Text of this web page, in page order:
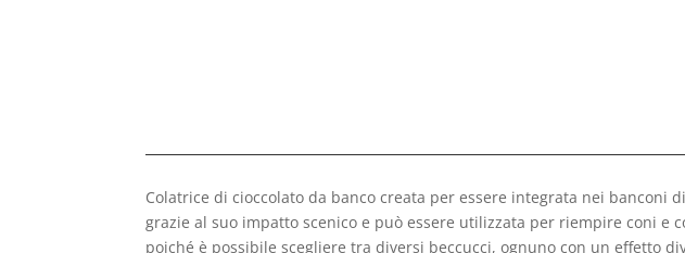
Colatrice di cioccolato da banco creata per essere integrata nei banconi
grazie al suo impatto scenico e può essere utilizzata per riempire coni e
poiché è possibile scegliere tra diversi beccucci, ognuno con un effetto